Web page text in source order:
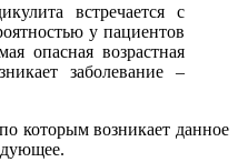
встречается с
у пациентов
опасная возрастная
заболевание –
которым возникает данное